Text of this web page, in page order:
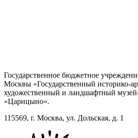
Государственное бюджетное
Москвы «Государственный историко-
художественный и ландшафтный
«Царицыно».
115569, г. Москва, ул. Дольская, д. 1